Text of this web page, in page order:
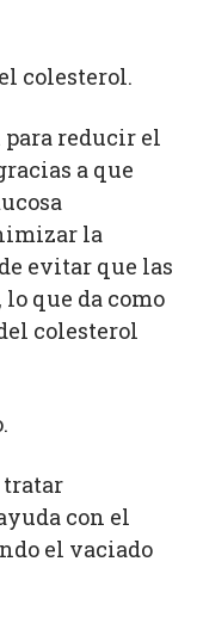
colesterol.
reducir el
a que
la
evitar que las
que da como
colesterol
tratar
con el
el vaciado